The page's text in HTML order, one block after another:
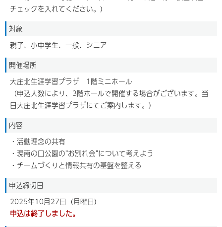
チェックを入れてください。）
対象
親子、小中学生、一般、シニア
開催場所
大庄北生涯学習プラザ 1階ミニホール
（申込人数により、3階ホールで開催する場合がございます。当
日大庄北生涯学習プラザにてご案内します。）
内容
・活動理念の共有
・現南の口公園の”お別れ会”について考えよう
・チームづくりと情報共有の基盤を整える
申込締切日
2025年10月27日（月曜日）
申込は終了しました。